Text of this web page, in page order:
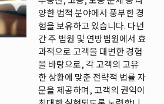
양한 법적 분야에서 풍부한 경
험을 보유하고 있습니다. 다년
간 주 법원 및 연방법원에서 효
과적으로 고객을 대변한 경험
을 바탕으로, 각 고객의 고유
한 상황에 맞춘 전략적 법률 자
문을 제공하며, 고객의 권익이